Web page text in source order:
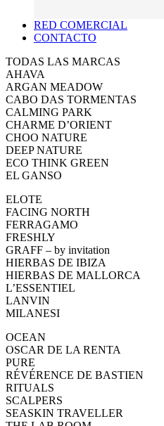
RED COMERCIAL
CONTACTO
TODAS LAS MARCAS
AHAVA
ARGAN MEADOW
CABO DAS TORMENTAS
CALMING PARK
CHARME D’ORIENT
CHOO NATURE
DEEP NATURE
ECO THINK GREEN
EL GANSO
ELOTE
FACING NORTH
FERRAGAMO
FRESHLY
GRAFF – by invitation
HIERBAS DE IBIZA
HIERBAS DE MALLORCA
L’ESSENTIEL
LANVIN
MILANESI
OCEAN
OSCAR DE LA RENTA
PURE
RÉVÉRENCE DE BASTIEN
RITUALS
SCALPERS
SEASKIN TRAVELLER